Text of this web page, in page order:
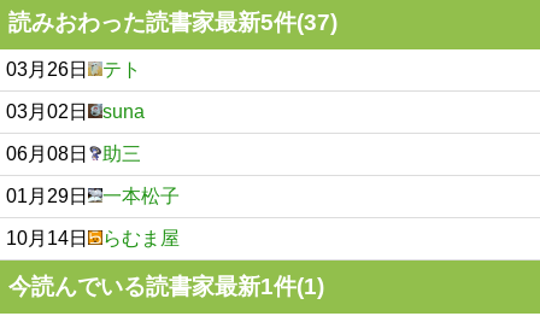
読みおわった読書家最新5件(37)
03月26日 テト
03月02日 suna
06月08日 助三
01月29日 一本松子
10月14日 らむま屋
今読んでいる読書家最新1件(1)